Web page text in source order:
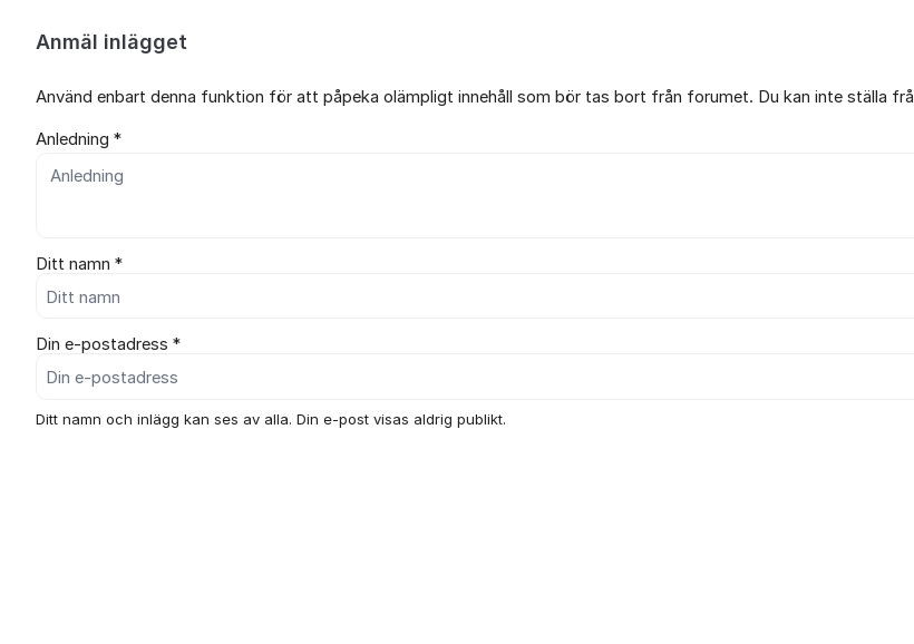
Anmäl inlägget
Använd enbart denna funktion för att påpeka olämpligt innehåll som bör tas bort från forumet. Du kan inte ställa
Anledning *
Ditt namn *
Din e-postadress *
Ditt namn och inlägg kan ses av alla. Din e-post visas aldrig publikt.